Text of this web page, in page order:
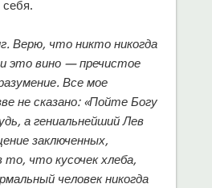
себя.
Верю, что никто никогда
это вино — пречистое
Все мое
не сказано: «Пойте Богу
а гениальнейший Лев
заключенных,
что кусочек хлеба,
человек никогда